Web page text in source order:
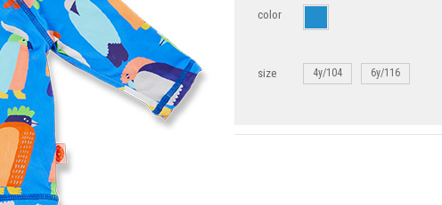
color
size 4y/104 6y/116